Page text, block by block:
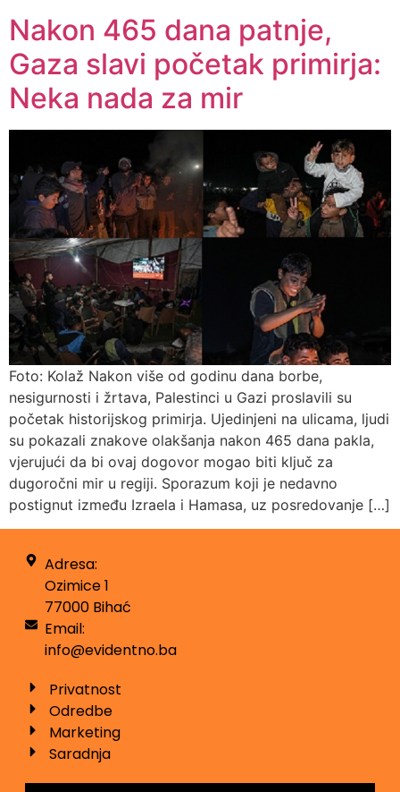
Nakon 465 dana patnje,
Gaza slavi početak primirja:
Neka nada za mir
Foto: Kolaž Nakon više od godinu dana borbe,
nesigurnosti i žrtava, Palestinci u Gazi proslavili su
početak historijskog primirja. Ujedinjeni na ulicama, ljudi
su pokazali znakove olakšanja nakon 465 dana pakla,
vjerujući da bi ovaj dogovor mogao biti ključ za
dugoročni mir u regiji. Sporazum koji je nedavno
postignut između Izraela i Hamasa, uz posredovanje […]
Adresa:
Ozimice 1
77000 Bihać
Email:
info@evidentno.ba
Privatnost
Odredbe
Marketing
Saradnja